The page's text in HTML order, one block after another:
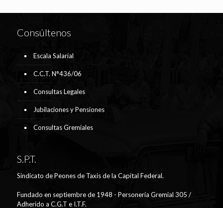
Consúltenos
Escala Salarial
C.C.T. N°436/06
Consultas Legales
Jubilaciones y Pensiones
Consultas Gremiales
S.P.T.
Sindicato de Peones de Taxis de la Capital Federal.
Fundado en septiembre de 1948 - Personería Gremial 305 /
Adherido a C.G.T e I.T.F.